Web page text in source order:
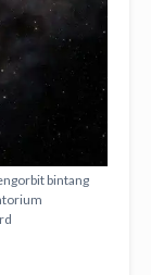
bintang